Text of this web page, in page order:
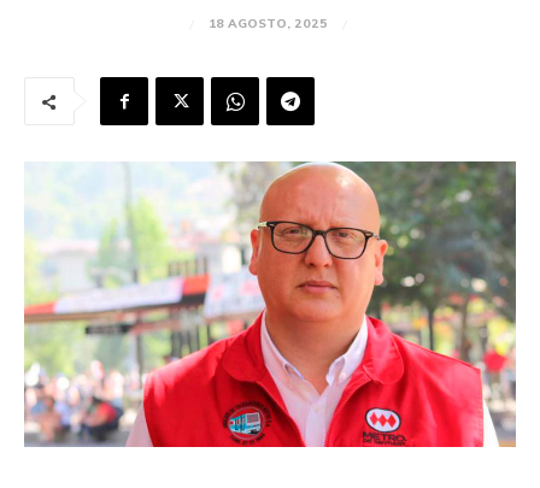
18 AGOSTO, 2025